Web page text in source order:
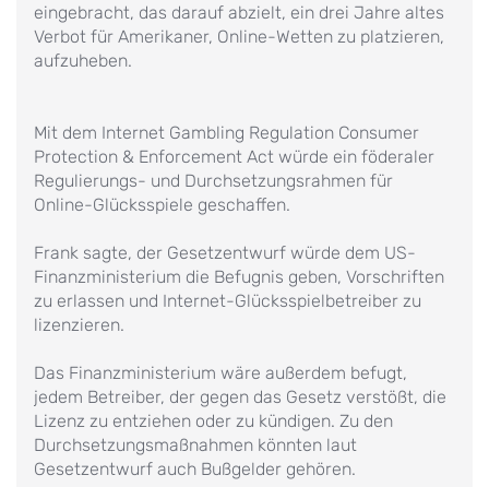
eingebracht, das darauf abzielt, ein drei Jahre altes
Verbot für Amerikaner, Online-Wetten zu platzieren,
aufzuheben.
Mit dem Internet Gambling Regulation Consumer
Protection & Enforcement Act würde ein föderaler
Regulierungs- und Durchsetzungsrahmen für
Online-Glücksspiele geschaffen.
Frank sagte, der Gesetzentwurf würde dem US-
Finanzministerium die Befugnis geben, Vorschriften
zu erlassen und Internet-Glücksspielbetreiber zu
lizenzieren.
Das Finanzministerium wäre außerdem befugt,
jedem Betreiber, der gegen das Gesetz verstößt, die
Lizenz zu entziehen oder zu kündigen. Zu den
Durchsetzungsmaßnahmen könnten laut
Gesetzentwurf auch Bußgelder gehören.